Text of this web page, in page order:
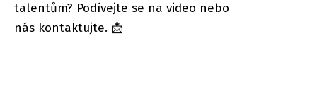
talentům? Podívejte se na video nebo
nás kontaktujte. 📩